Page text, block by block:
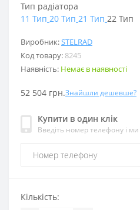
Виробник:STELRAD
Код товару: 8245
Наявність: Немає в наявності
52 504 грн.Знайшли дешевше?
Купити в один клік
Введіть номер телефону і
Тип радіатора
11 Тип 20 Тип 21 Тип 22 Тип
Кількість: